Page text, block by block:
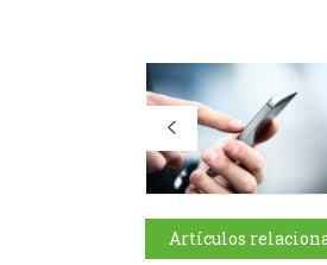
Artículos